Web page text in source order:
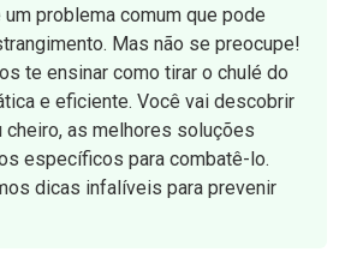
problema comum que pode
Mas não se preocupe!
te ensinar como tirar o chulé do
e eficiente. Você vai descobrir
cheiro, as melhores soluções
específicos para combatê-lo.
dicas infalíveis para prevenir